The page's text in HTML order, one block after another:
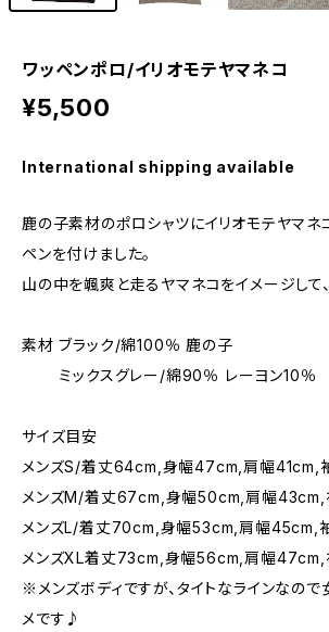
ワッペンポロ/イリオモテヤマネコ
¥5,500
International shipping available
鹿の子素材のポロシャツにイリオモテヤマネ
ペンを付けました。
山の中を颯爽と走るヤマネコをイメージして、
素材 ブラック/綿100％ 鹿の子
ミックスグレー/綿90％ レーヨン10％
サイズ目安
メンズS/着丈64cm,身幅47cm,肩幅41cm,
メンズM/着丈67cm,身幅50cm,肩幅43cm,
メンズL/着丈70cm,身幅53cm,肩幅45cm,
メンズXL着丈73cm,身幅56cm,肩幅
※メンズボディですが、タイトなラインなの
メです♪